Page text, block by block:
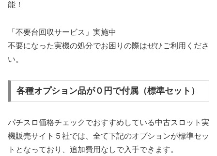
能！
「不要台回収サービス」実施中
不要になった実機の処分でお困りの際はぜひご利用くださ
い。
各種オプション品が０円で付属（標準セット）
パチスロ価格チェックでおすすめしている中古スロット実
機販売サイト５社では、全て下記のオプションが標準セッ
トとなっており、追加費用なしで入手できます。